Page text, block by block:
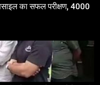
का सफल परीक्षण, 4000